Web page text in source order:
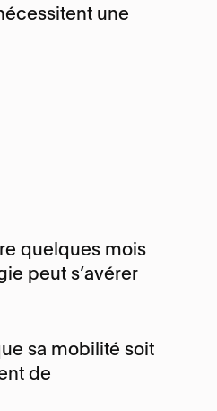
une
quelques mois
peut s’avérer
sa mobilité soit
de